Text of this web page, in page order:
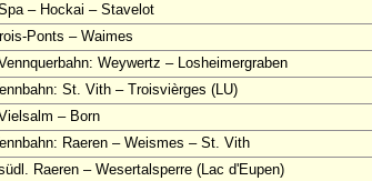
– Hockai – Stavelot
Ponts – Waimes
Weywertz – Losheimergraben
St. Vith – Troisvièrges (LU)
– Born
Raeren – Weismes – St. Vith
Raeren – Wesertalsperre (Lac d'Eupen)